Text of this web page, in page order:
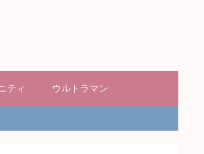
ティ ウルトラマン